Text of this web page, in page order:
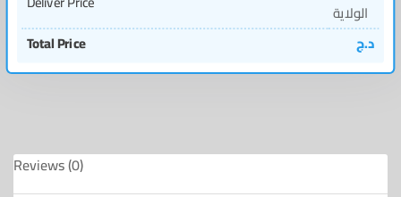
الولاية
Total Price
د.ج
Reviews (0)